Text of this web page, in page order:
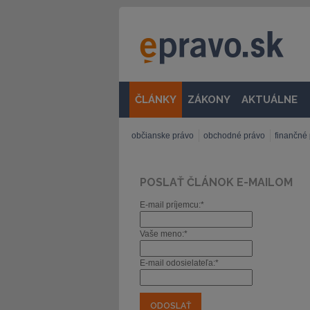
ČLÁNKY ZÁKONY AKTUÁLNE
občianske právo obchodné právo finančné
POSLAŤ ČLÁNOK E-MAILOM
E-mail príjemcu:*
Vaše meno:*
E-mail odosielateľa:*